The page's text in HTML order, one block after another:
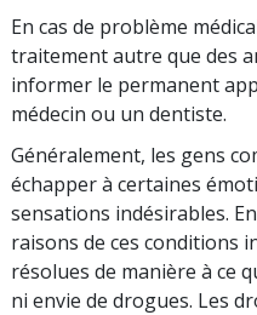
En cas de problème
traitement autre que des
informer le permanent
médecin ou un dentiste.
Généralement, les gens
échapper à certaines
sensations indésirables.
raisons de ces conditions
résolues de manière à ce
ni envie de drogues. Les